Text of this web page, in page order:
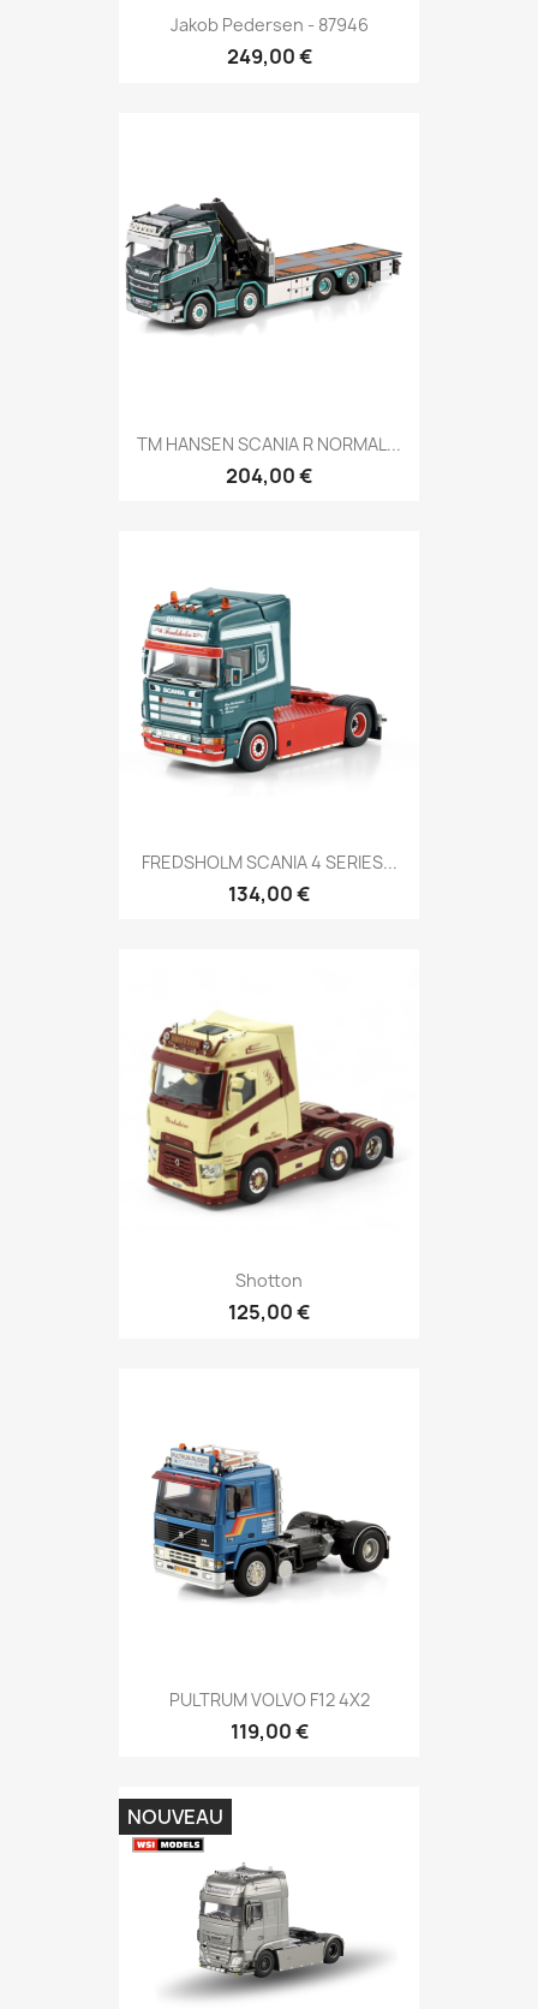
Jakob Pedersen - 87946
249,00 €
TM HANSEN SCANIA R NORMAL...
204,00 €
FREDSHOLM SCANIA 4 SERIES...
134,00 €
Shotton
125,00 €
PULTRUM VOLVO F12 4X2
119,00 €
NOUVEAU